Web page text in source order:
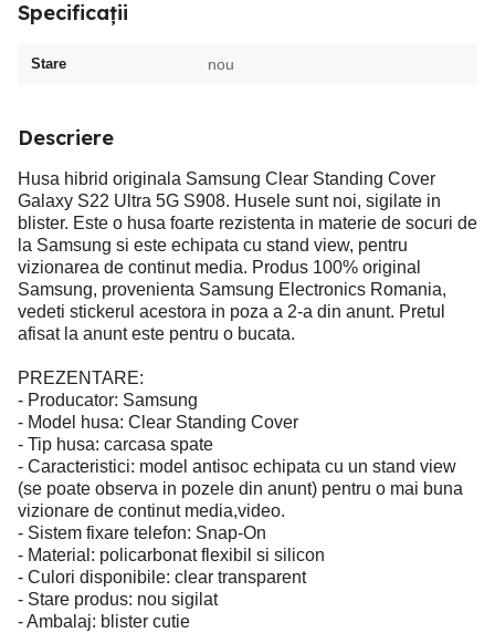
Specificații
Stare nou
Descriere
Husa hibrid originala Samsung Clear Standing Cover
Galaxy S22 Ultra 5G S908. Husele sunt noi, sigilate in
blister. Este o husa foarte rezistenta in materie de socuri de
la Samsung si este echipata cu stand view, pentru
vizionarea de continut media. Produs 100% original
Samsung, provenienta Samsung Electronics Romania,
vedeti stickerul acestora in poza a 2-a din anunt. Pretul
afisat la anunt este pentru o bucata.
PREZENTARE:
- Producator: Samsung
- Model husa: Clear Standing Cover
- Tip husa: carcasa spate
- Caracteristici: model antisoc echipata cu un stand view
(se poate observa in pozele din anunt) pentru o mai buna
vizionare de continut media,video.
- Sistem fixare telefon: Snap-On
- Material: policarbonat flexibil si silicon
- Culori disponibile: clear transparent
- Stare produs: nou sigilat
- Ambalaj: blister cutie